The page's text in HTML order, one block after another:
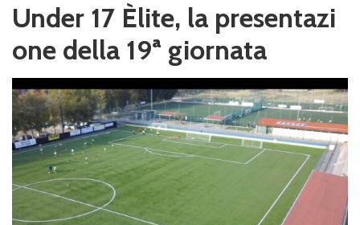
Under 17 Èlite, la presentazi
one della 19ª giornata